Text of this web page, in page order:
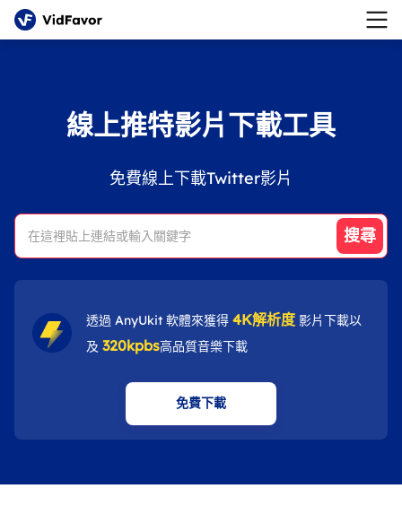
線上推特影片下載工具
免費線上下載Twitter影片
搜尋
透過 AnyUkit 軟體來獲得 4K解析度 影片下載以
及 320kpbs高品質音樂下載
免費下載